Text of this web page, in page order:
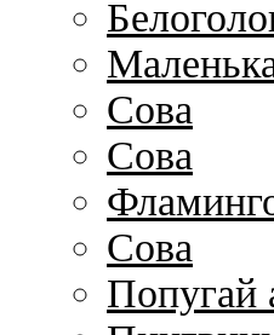
Сова
Сова
Сова
Попугай